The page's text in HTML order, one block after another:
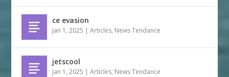
ce evasion
Jan 1, 2025 |Articles, News Tendance
jetscool
Jan 1, 2025 |Articles, News Tendance